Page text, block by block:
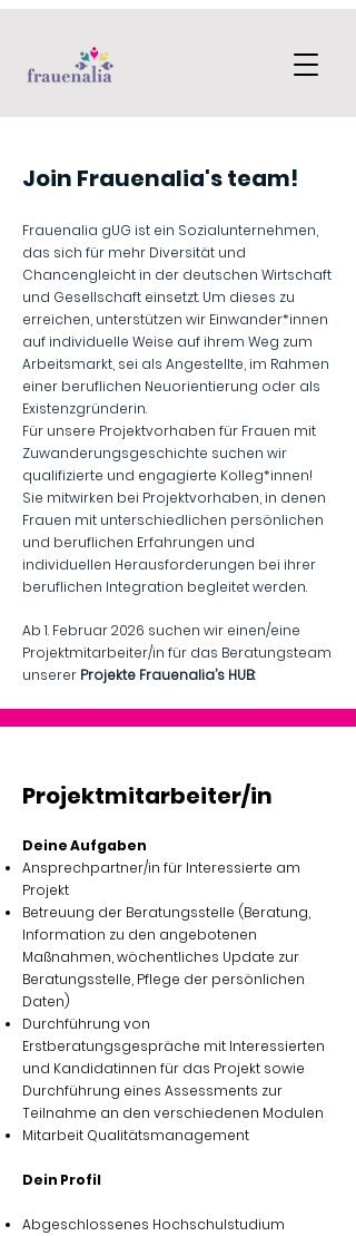
Join Frauenalia's team!
Frauenalia gUG ist ein Sozialunternehmen,
das sich für mehr Diversität und
Chancengleicht in der deutschen Wirtschaft
und Gesellschaft einsetzt. Um dieses zu
erreichen, unterstützen wir Einwander*innen
auf individuelle Weise auf ihrem Weg zum
Arbeitsmarkt, sei als Angestellte, im Rahmen
einer beruflichen Neuorientierung oder als
Existenzgründerin.
Für unsere Projektvorhaben für Frauen mit
Zuwanderungsgeschichte suchen wir
qualifizierte und engagierte Kolleg*innen!
Sie mitwirken bei Projektvorhaben, in denen
Frauen mit unterschiedlichen persönlichen
und beruflichen Erfahrungen und
individuellen Herausforderungen bei ihrer
beruflichen Integration begleitet werden.
Ab 1. Februar 2026 suchen wir einen/eine
Projektmitarbeiter/in für das Beratungsteam
unserer Projekte Frauenalia’s HUB:
Projektmitarbeiter/in
Deine Aufgaben
Ansprechpartner/in für Interessierte am
Projekt
Betreuung der Beratungsstelle (Beratung,
Information zu den angebotenen
Maßnahmen, wöchentliches Update zur
Beratungsstelle, Pflege der persönlichen
Daten)
Durchführung von
Erstberatungsgespräche mit Interessierten
und Kandidatinnen für das Projekt sowie
Durchführung eines Assessments zur
Teilnahme an den verschiedenen Modulen
Mitarbeit Qualitätsmanagement
Dein Profil
Abgeschlossenes Hochschulstudium